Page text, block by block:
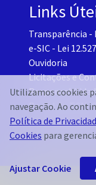
Links
Transparência -
e-SIC - Lei
Ouvidoria
Licitações e
Portal do TCM-
Governo
Utilizamos cookies
navegação. Ao
Política de
Cookies para
Ajustar Cookie